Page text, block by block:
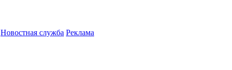
Новостная служба Реклама